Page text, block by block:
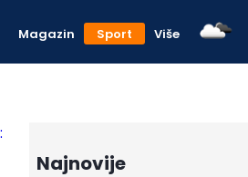
Magazin Sport Više
Najnovije